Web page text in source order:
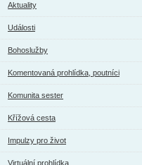
Aktuality
Události
Bohoslužby
Komentovaná prohlídka, poutníci
Komunita sester
Křížová cesta
Impulzy pro život
Virtuální prohlídka